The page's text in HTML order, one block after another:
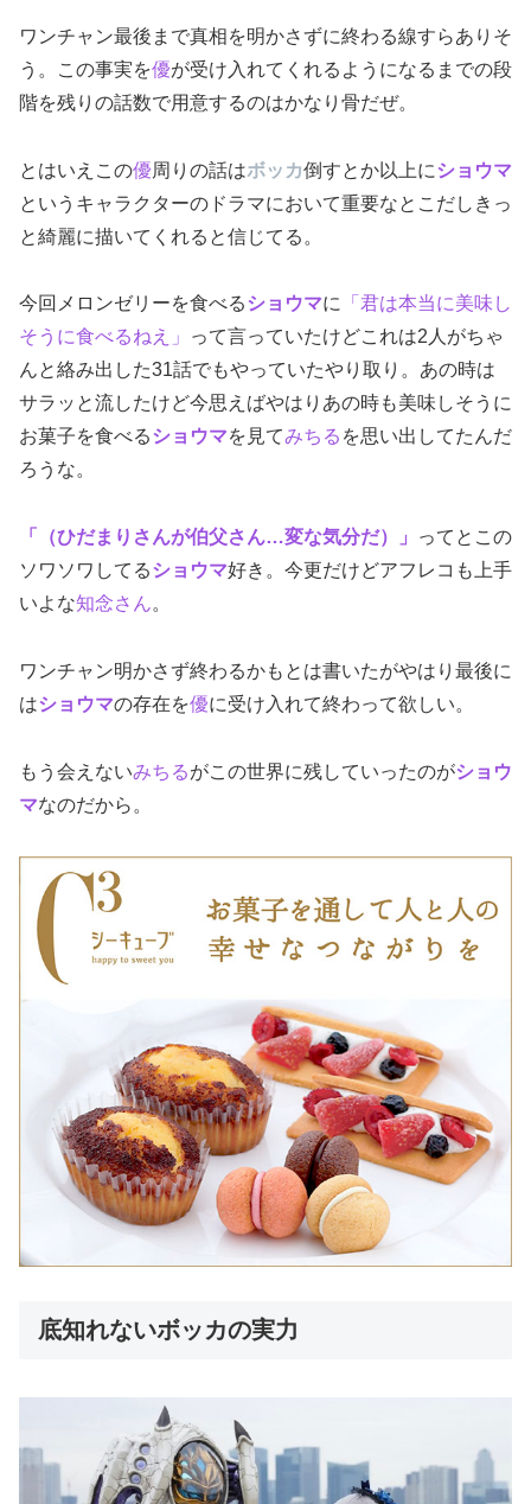
ワンチャン最後まで真相を明かさずに終わる線すらありそ
う。この事実を優が受け入れてくれるようになるまでの段
階を残りの話数で用意するのはかなり骨だぜ。
とはいえこの優周りの話はボッカ倒すとか以上に ショウマ
というキャラクターのドラマにおいて重要なとこだしきっ
と綺麗に描いてくれると信じてる。
今回メロンゼリーを食べる ショウマに
「君は本当に美味し
そうに食べるねえ」
って言っていたけどこれは2人がちゃ
んと絡み出した31話でもやっていたやり取り。あの時は
サラッと流したけど今思えばやはりあの時も美味しそうに
お菓子を食べる ショウマを見てみちる を思い出してたんだ
ろうな。
「（ひだまりさんが伯父さん…変な気分だ）」
ってとこの
ソワソワしてる ショウマ好き。今更だけどアフレコも上手
いよな知念さん。
ワンチャン明かさず終わるかもとは書いたがやはり最後に
はショウマの存在を優に受け入れて終わって欲しい。
もう会えないみちるがこの世界に残していったのがショウ
マなのだから。
底知れないボッカの実力